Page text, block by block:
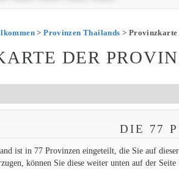
>Provinzen Thailands > Provinzkarte
DER
DIE 77
ist in 77 Provinzen eingeteilt, die Sie auf
können Sie diese weiter unten auf der